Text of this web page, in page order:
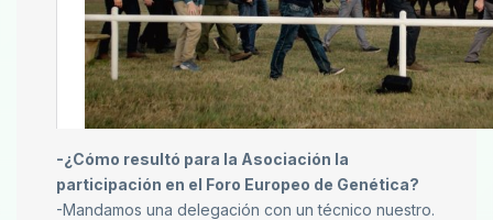
-¿Cómo resultó para la Asociación la
participación en el Foro Europeo de Genética?
-Mandamos una delegación con un técnico nuestro.